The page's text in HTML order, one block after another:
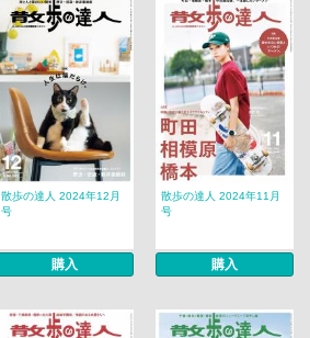
散歩の達人 2024年12月
号
購入
散歩の達人 2024年11月
号
購入